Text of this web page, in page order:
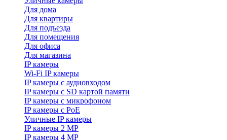
Для дома
Для квартиры
Для подъезда
Для помещения
Для офиса
Для магазина
IP камеры
Wi-Fi IP камеры
IP камеры с аудиовходом
IP камеры с SD картой памяти
IP камеры с микрофоном
IP камеры с PoE
Уличные IP камеры
IP камеры 2 MP
IP камеры 4 MP